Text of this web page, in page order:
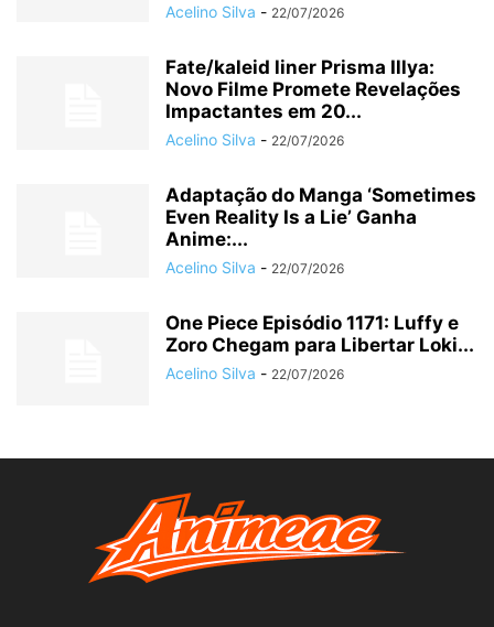
Acelino Silva - 22/07/2026
Fate/kaleid liner Prisma Illya:
Novo Filme Promete Revelações
Impactantes em 20...
Acelino Silva - 22/07/2026
Adaptação do Manga ‘Sometimes
Even Reality Is a Lie’ Ganha
Anime:...
Acelino Silva - 22/07/2026
One Piece Episódio 1171: Luffy e
Zoro Chegam para Libertar Loki...
Acelino Silva - 22/07/2026